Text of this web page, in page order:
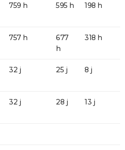
759 h 595 h 198 h
757 h
677
h
318 h
32 j 25 j 8 j
32 j 28 j 13 j